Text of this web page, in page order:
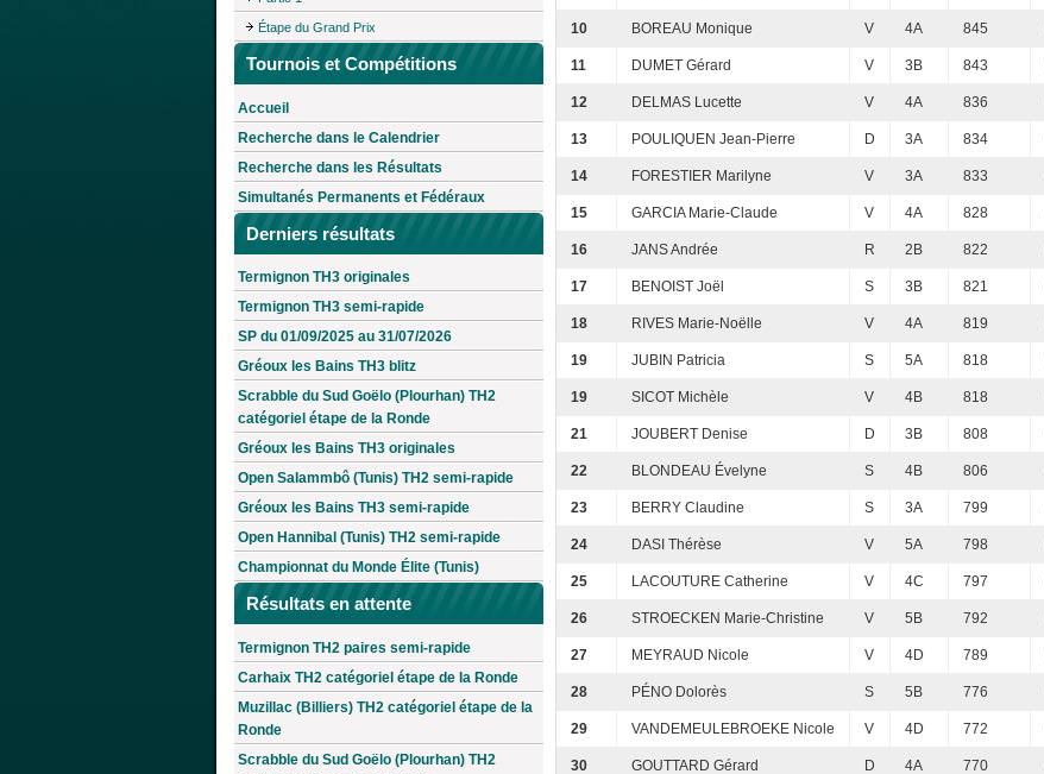
Étape du Grand Prix
Tournois et Compétitions
Accueil
Recherche dans le Calendrier
Recherche dans les Résultats
Simultanés Permanents et Fédéraux
Derniers résultats
Termignon TH3 originales
Termignon TH3 semi-rapide
SP du 01/09/2025 au 31/07/2026
Gréoux les Bains TH3 blitz
Scrabble du Sud Goëlo (Plourhan) TH2
catégoriel étape de la Ronde
Gréoux les Bains TH3 originales
Open Salammbô (Tunis) TH2 semi-rapide
Gréoux les Bains TH3 semi-rapide
Open Hannibal (Tunis) TH2 semi-rapide
Championnat du Monde Élite (Tunis)
Résultats en attente
Termignon TH2 paires semi-rapide
Carhaix TH2 catégoriel étape de la Ronde
Muzillac (Billiers) TH2 catégoriel étape de la
Ronde
Scrabble du Sud Goëlo (Plourhan) TH2
10 BOREAU Monique V 4A 845
11 DUMET Gérard V 3B 843
12 DELMAS Lucette V 4A 836
13 POULIQUEN Jean-Pierre D 3A 834
14 FORESTIER Marilyne V 3A 833
15 GARCIA Marie-Claude V 4A 828
16 JANS Andrée R 2B 822
17 BENOIST Joël S 3B 821
18 RIVES Marie-Noëlle V 4A 819
19 JUBIN Patricia S 5A 818
19 SICOT Michèle V 4B 818
21 JOUBERT Denise D 3B 808
22 BLONDEAU Évelyne S 4B 806
23 BERRY Claudine S 3A 799
24 DASI Thérèse V 5A 798
25 LACOUTURE Catherine V 4C 797
26 STROECKEN Marie-Christine V 5B 792
27 MEYRAUD Nicole V 4D 789
28 PÉNO Dolorès S 5B 776
29 VANDEMEULEBROEKE Nicole V 4D 772
30 GOUTTARD Gérard D 4A 770